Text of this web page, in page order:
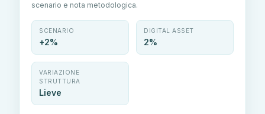
scenario e nota metodologica.
SCENARIO
+2%
DIGITAL ASSET
2%
VARIAZIONE
STRUTTURA
Lieve